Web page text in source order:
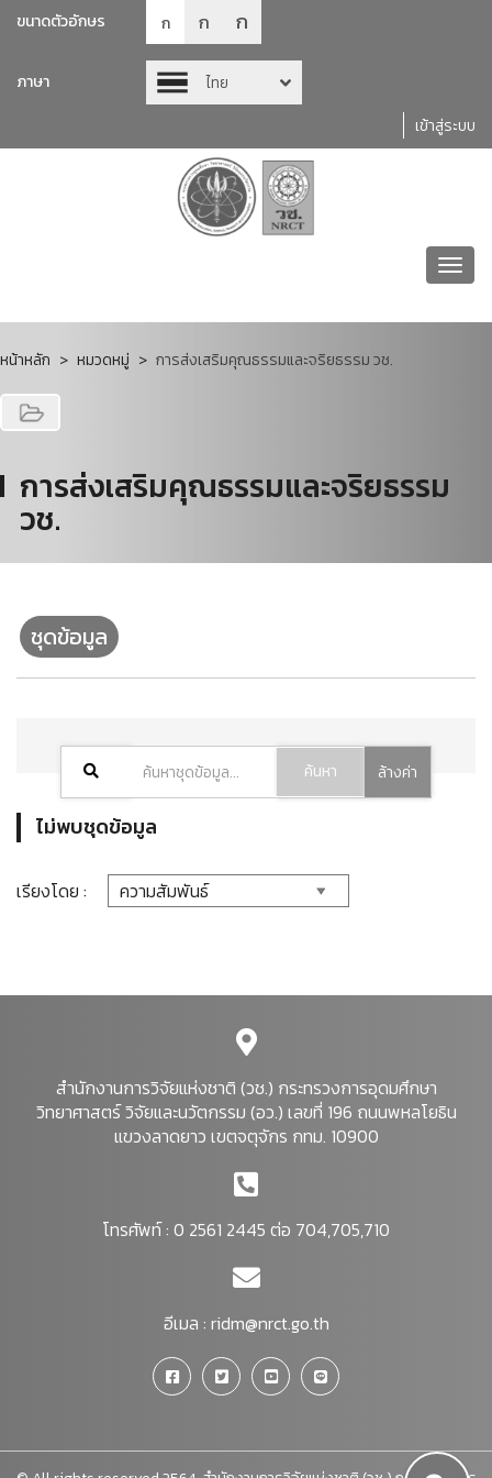
ขนาดตัวอักษร ก ก ก
ภาษา
ไทย
เข้าสู่ระบบ
หน้าหลัก หมวดหมู่ การส่งเสริมคุณธรรมและจริยธรรม วช.
การส่งเสริมคุณธรรมและจริยธรรม
วช.
ชุดข้อมูล
ค้นหา ล้างค่า
ไม่พบชุดข้อมูล
เรียงโดย :
สำนักงานการวิจัยแห่งชาติ (วช.) กระทรวงการอุดมศึกษา
วิทยาศาสตร์ วิจัยและนวัตกรรม (อว.) เลขที่ 196 ถนนพหลโยธิน
แขวงลาดยาว เขตจตุจักร กทม. 10900
โทรศัพท์ : 0 2561 2445 ต่อ 704,705,710
อีเมล : ridm@nrct.go.th